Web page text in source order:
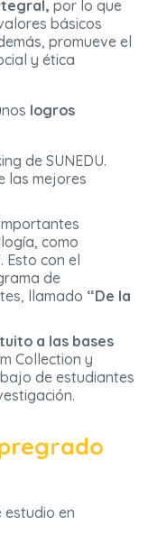
por lo que
básicos
promueve el
y ética
logros
de SUNEDU.
las mejores
como
Esto con el
de
llamado “De la
a las bases
Collection y
de estudiantes
estudio en